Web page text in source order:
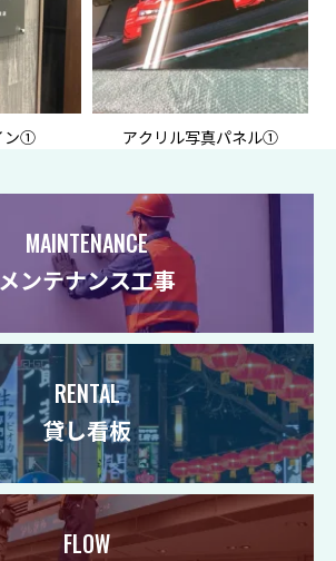
ン① アクリル写真パネル①
MAINTENANCE
メンテナンス工事
RENTAL
貸し看板
FLOW